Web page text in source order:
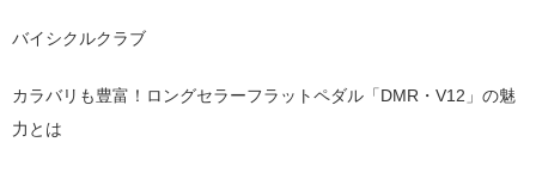
バイシクルクラブ
カラバリも豊富！ロングセラーフラットペダル「DMR・V12」の魅
力とは